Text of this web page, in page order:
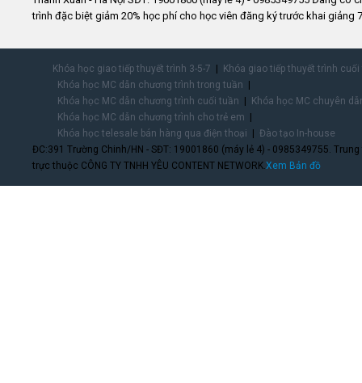
trình đặc biệt giảm 20% học phí cho học viên đăng ký trước khai giảng
Khóa học giao tiếp thuyết trình 3-5-7
Khóa giao tiếp thuyết trình
Khóa học MC dẫn chương trình trong tuần
Khóa học MC dẫn chương trình cuối tuần
Khóa học MC chuyên
Khóa học MC dẫn chương trình cho trẻ em
Khóa học telesale bán hàng qua điện thoại
Đào tạo In-house
ĐC:391 Trường Chinh/HN - SĐT: 19001860 (máy lẻ 4) - 0985349755.
trực thuộc CÔNG TY TNHH YÊU CONTENT NETWORK.Xem Bản đồ